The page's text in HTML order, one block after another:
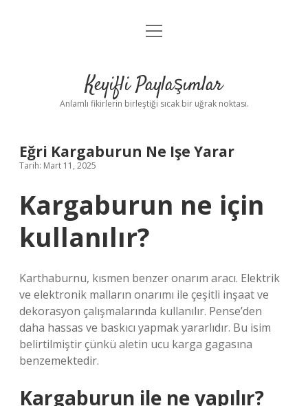
Anasayfa
Yasal Uyarı
menüyü
Keyifli Paylaşımlar
Anlamlı fikirlerin birleştiği sıcak bir uğrak noktası.
Eğri Kargaburun Ne Işe Yarar
Tarih: Mart 11, 2025
Kargaburun ne için
kullanılır?
Karthaburnu, kısmen benzer onarım aracı. Elektrik
ve elektronik malların onarımı ile çeşitli inşaat ve
dekorasyon çalışmalarında kullanılır. Pense’den
daha hassas ve baskıcı yapmak yararlıdır. Bu isim
belirtilmiştir çünkü aletin ucu karga gagasına
benzemektedir.
Kargaburun ile ne yapılır?